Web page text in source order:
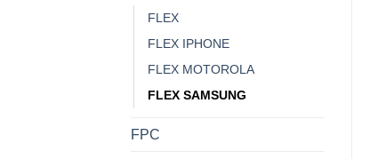
FLEX
FLEX IPHONE
FLEX MOTOROLA
FLEX SAMSUNG
FPC